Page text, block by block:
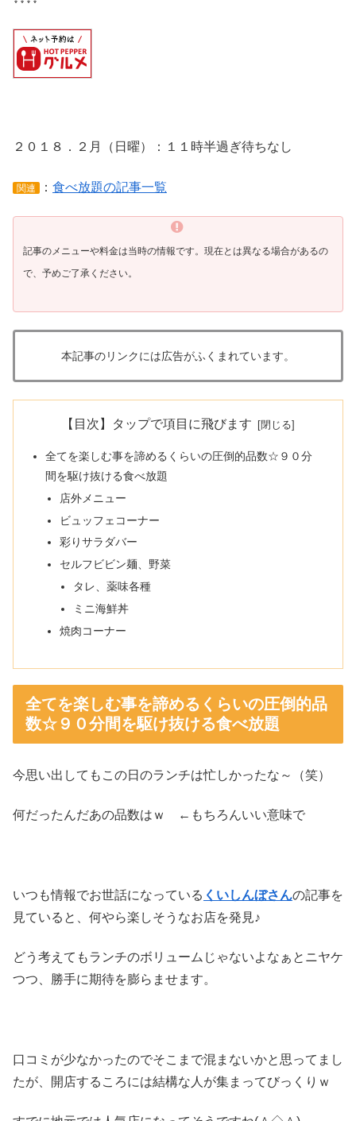
２０１８．２月（日曜）：１１時半過ぎ待ちなし
関連 ： 食べ放題の記事一覧
記事のメニューや料金は当時の情報です。 現在とは異なる場合があるの
で、予めご了承ください。
本記事のリンクには広告がふくまれています。
【目次】タップで項目に飛びます
全てを楽しむ事を諦めるくらいの圧倒的品数☆９０分
間を駆け抜ける食べ放題
店外メニュー
ビュッフェコーナー
彩りサラダバー
セルフビビン麺、野菜
タレ、薬味各種
ミニ海鮮丼
焼肉コーナー
全てを楽しむ事を諦めるくらいの圧倒的品
数☆９０分間を駆け抜ける食べ放題
今思い出してもこの日のランチは忙しかったな～（笑）
何だったんだあの品数はｗ ←もちろんいい意味で
いつも情報でお世話になっている くいしんぼさんの記事を
見ていると、何やら楽しそうなお店を発見♪
どう考えてもランチのボリュームじゃないよなぁとニヤケ
つつ、勝手に期待を膨らませます。
口コミが少なかったのでそこまで混まないかと思ってまし
たが、開店するころには結構な人が集まってびっくりｗ